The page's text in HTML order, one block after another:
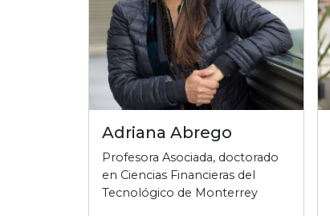
Adriana Abrego
Profesora Asociada, doctorado
en Ciencias Financieras del
Tecnológico de Monterrey